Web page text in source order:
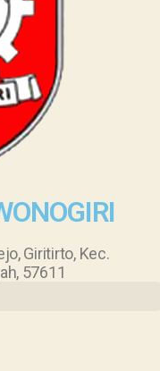
Giritirto, Kec.
57611